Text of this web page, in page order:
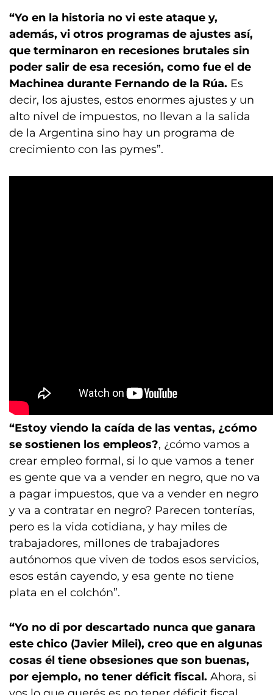
“Yo en la historia no vi este ataque y,
además, vi otros programas de ajustes así,
que terminaron en recesiones brutales sin
poder salir de esa recesión, como fue el de
Machinea durante Fernando de la Rúa. Es
decir, los ajustes, estos enormes ajustes y un
alto nivel de impuestos, no llevan a la salida
de la Argentina sino hay un programa de
crecimiento con las pymes”.
“Estoy viendo la caída de las ventas, ¿cómo
se sostienen los empleos?, ¿cómo vamos a
crear empleo formal, si lo que vamos a tener
es gente que va a vender en negro, que no va
a pagar impuestos, que va a vender en negro
y va a contratar en negro? Parecen tonterías,
pero es la vida cotidiana, y hay miles de
trabajadores, millones de trabajadores
autónomos que viven de todos esos servicios,
esos están cayendo, y esa gente no tiene
plata en el colchón”.
“Yo no di por descartado nunca que ganara
este chico (Javier Milei), creo que en algunas
cosas él tiene obsesiones que son buenas,
por ejemplo, no tener déficit fiscal. Ahora, si